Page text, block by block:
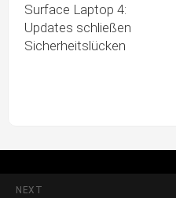
Surface Laptop 4:
Updates schließen
Sicherheitslücken
NEXT